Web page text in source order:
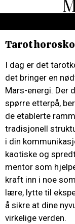
I dag er det
det bringer en
Mars-energi. Der
spørre etterpå,
de etablerte
tradisjonell
i din
kaotiske og
mentor som
kraft inn i noe
lære, lytte til
å sikre at dine
virkelige verden.